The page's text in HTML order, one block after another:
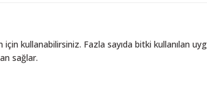
kullanabilirsiniz. Fazla sayıda bitki kullanılan
sağlar.